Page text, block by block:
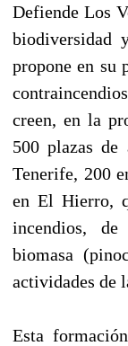
Defiende Los
biodiversidad
propone en su
creen, en la
500 plazas de
Tenerife, 200
en El Hierro,
incendios,
biomasa
actividades de
Esta